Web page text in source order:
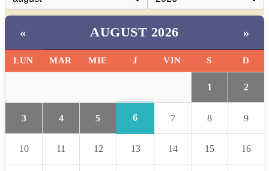
« AUGUST 2026 »
LUN MAR MIE J VIN S D
1 2
3 4 5 6 7 8 9
10 11 12 13 14 15 16